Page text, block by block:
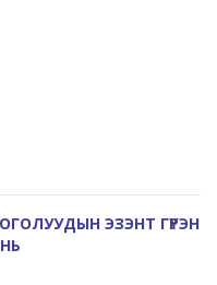
ЭЗЭНТ ГҮРЭН